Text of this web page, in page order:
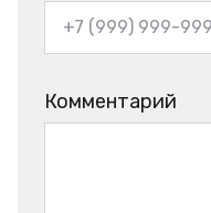
Комментарий